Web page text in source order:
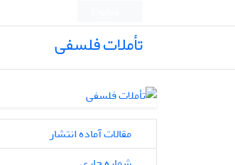
تأملات فلسفی
مقالات آماده انتشار